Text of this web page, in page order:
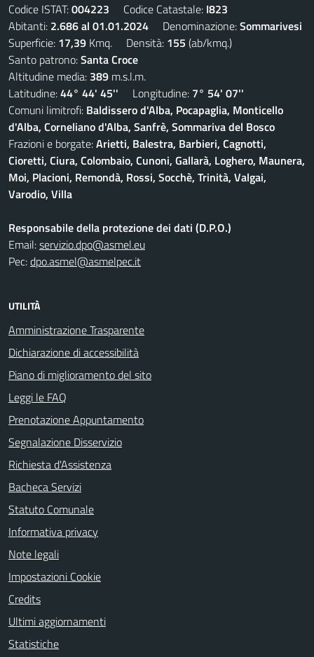
Codice ISTAT:004223 Codice Catastale: I823
Abitanti: 2.686 al 01.01.2024 Denominazione:Sommarivesi
Superficie: 17,39 Kmq. Densità: 155 (ab/kmq.)
Santo patrono:Santa Croce
Altitudine media: 389 m.s.l.m.
Latitudine:44° 44' 45'' Longitudine: 7° 54' 07''
Comuni limitrofi: Baldissero d'Alba, Pocapaglia, Monticello
d'Alba, Corneliano d'Alba, Sanfrè, Sommariva del Bosco
Frazioni e borgate:Arietti, Balestra, Barbieri, Cagnotti,
Cioretti, Ciura, Colombaio, Cunoni, Gallarà, Loghero, Maunera,
Moi, Placioni, Remondà, Rossi, Socchè, Trinità, Valgai,
Varodio, Villa
Responsabile della protezione dei dati (D.P.O.)
Email:servizio.dpo@asmel.eu
Pec:dpo.asmel@asmelpec.it
UTILITÀ
Amministrazione Trasparente
Dichiarazione di accessibilità
Piano di miglioramento del sito
Leggi le FAQ
Prenotazione Appuntamento
Segnalazione Disservizio
Richiesta d'Assistenza
Bacheca Servizi
Statuto Comunale
Informativa privacy
Note legali
Impostazioni Cookie
Credits
Ultimi aggiornamenti
Statistiche